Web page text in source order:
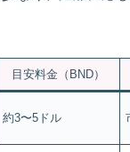
目安料金（BND）
約3〜5ドル